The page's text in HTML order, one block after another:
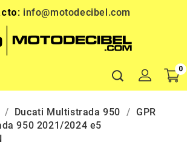
info@motodecibel.com
0
Ducati Multistrada 950
GPR
950 2021/2024 e5